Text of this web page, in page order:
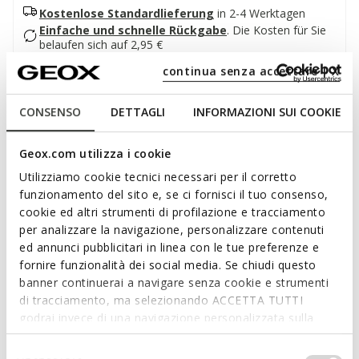
CONSENSO DETTAGLI INFORMAZIONI SUI COOKIE
Geox.com utilizza i cookie
Utilizziamo cookie tecnici necessari per il corretto
funzionamento del sito e, se ci fornisci il tuo consenso,
cookie ed altri strumenti di profilazione e tracciamento
per analizzare la navigazione, personalizzare contenuti
ed annunci pubblicitari in linea con le tue preferenze e
fornire funzionalità dei social media. Se chiudi questo
banner continuerai a navigare senza cookie e strumenti
di tracciamento, ma selezionando ACCETTA TUTTI
godrai invece di una navigazione personalizzata sulla
base dei tuoi gusti ed interessi. Selezionando
IMPOSTAZIONI potrai anche scegliere quali cookies ed
continua senza accettare | X
Kostenlose Standardlieferung in 2-4 Werktagen
Einfache und schnelle Rückgabe. Die Kosten für Sie
belaufen sich auf 2,95 €
Beschreibung
Atmungsaktive und bequeme flache Damensandale im
denimfarbenem Strickgewebe mit grauen Einsätzen und
verfügt über ein superweiches Fußbett, das für
außergewöhnlichen Komfort und Leichtigkeit sorgt. Die
Climasandal™ wurde mit einem innovativen belüfteten
Dämpfungssystem entwickelt und steht für frische und
trockene Füße auch bei Bewegung.
PRODUKTCODE:D6712D0006KC4189
Mehr anzeigen
Eigenschaften
Dank des Ventilated Cushioning Systems erzeugt die
natürliche Bewegung beim Gehen eine aktive Belüftung